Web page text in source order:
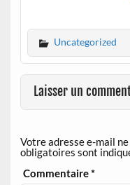
Uncategorized
Laisser un
Votre adresse e-mail ne
obligatoires sont
Commentaire*